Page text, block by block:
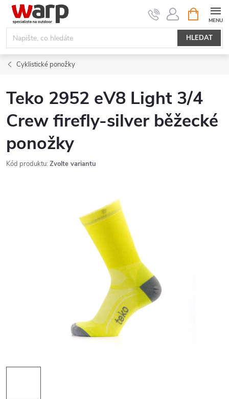
Přejít
obsah
HLEDAT
NÁKUPNÍ
KOŠÍK
Cyklistické ponožky
Teko 2952 eV8 Light 3/4
Crew firefly-silver běžecké
ponožky
Kód produktu: Zvolte variantu